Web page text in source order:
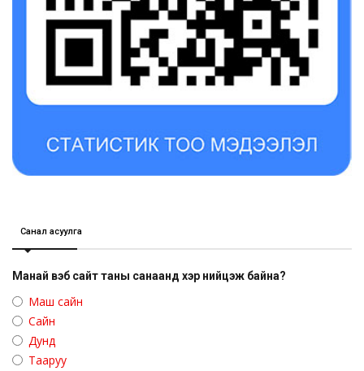
Санал асуулга
Манай вэб сайт таны санаанд хэр нийцэж байна?
Маш сайн
Сайн
Дунд
Тааруу